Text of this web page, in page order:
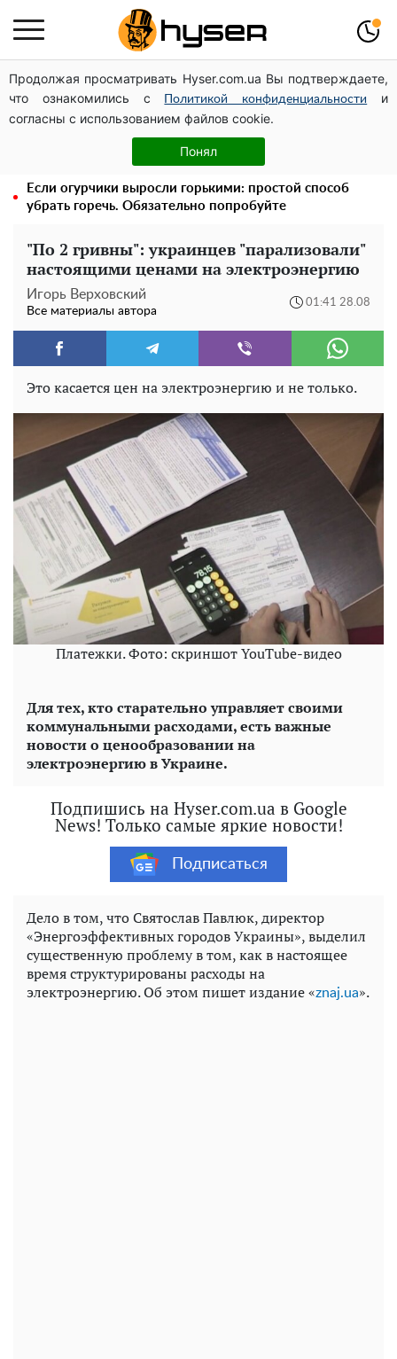
Продолжая просматривать Hyser.com.ua Вы подтверждаете,
что ознакомились с
Политикой конфиденциальности
и
согласны с использованием файлов cookie.
Понял
Его придется просто вылить: сколько можно хранить
бензин в пластиковой канистре
Попробовав один раз, вы будете готовить это
постоянно: рецепт салата из баклажанов с грибами на
Если огурчики выросли горькими: простой способ
убрать горечь. Обязательно попробуйте
"По 2 гривны": украинцев "парализовали"
настоящими ценами на электроэнергию
Игорь Верховский
Все материалы автора
01:41 28.08
Это касается цен на электроэнергию и не только.
Платежки. Фото: скриншот YouTube-видео
Для тех, кто старательно управляет своими
коммунальными расходами, есть важные
новости о ценообразовании на
электроэнергию в Украине.
Подпишись на Hyser.com.ua в Google
News! Только самые яркие новости!
Подписаться
Дело в том, что Святослав Павлюк, директор
«Энергоэффективных городов Украины», выделил
существенную проблему в том, как в настоящее
время структурированы расходы на
электроэнергию. Об этом пишет издание «znaj.ua».